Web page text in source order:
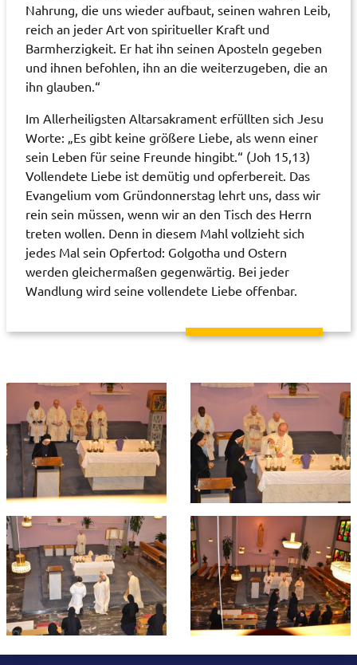
Nahrung, die uns wieder aufbaut, seinen wahren Leib,
reich an jeder Art von spiritueller Kraft und
Barmherzigkeit. Er hat ihn seinen Aposteln gegeben
und ihnen befohlen, ihn an die weiterzugeben, die an
ihn glauben.“
Im Allerheiligsten Altarsakrament erfüllten sich Jesu
Worte: „Es gibt keine größere Liebe, als wenn einer
sein Leben für seine Freunde hingibt.“ (Joh 15,13)
Vollendete Liebe ist demütig und opferbereit. Das
Evangelium vom Gründonnerstag lehrt uns, dass wir
rein sein müssen, wenn wir an den Tisch des Herrn
treten wollen. Denn in diesem Mahl vollzieht sich
jedes Mal sein Opfertod: Golgotha und Ostern
werden gleichermaßen gegenwärtig. Bei jeder
Wandlung wird seine vollendete Liebe offenbar.